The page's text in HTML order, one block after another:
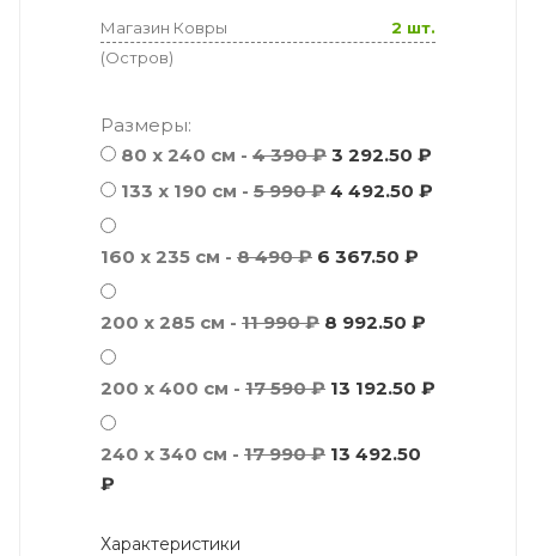
Магазин Ковры
(Остров)
2 шт.
Размеры:
80 x 240 см - 4 390 ₽ 3 292.50 ₽
133 x 190 см - 5 990 ₽ 4 492.50 ₽
160 x 235 см - 8 490 ₽ 6 367.50 ₽
200 x 285 см - 11 990 ₽ 8 992.50 ₽
200 x 400 см - 17 590 ₽ 13 192.50 ₽
240 x 340 см - 17 990 ₽ 13 492.50
₽
Характеристики